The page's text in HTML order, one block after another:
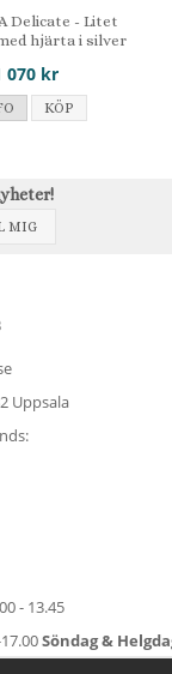
Delicate - Litet
hjärta i silver
070 kr
KÖP
MIG
Uppsala
- 13.45
Söndag &